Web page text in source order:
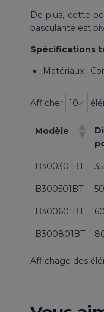
De plus, cette
basculante est
Spécifications
Matériaux :
Afficher
Modèle
B300301BT 35
B300501BT 50
B300601BT 60
B300801BT
Affichage des